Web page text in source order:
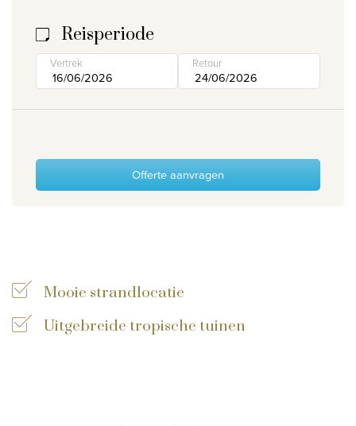
Over Travelworld
Wie zijn wij
Contacteer ons
Voorwaarden
Reisperiode
Vertrek Retour
Offerte aanvragen
Mooie strandlocatie
Uitgebreide tropische tuinen